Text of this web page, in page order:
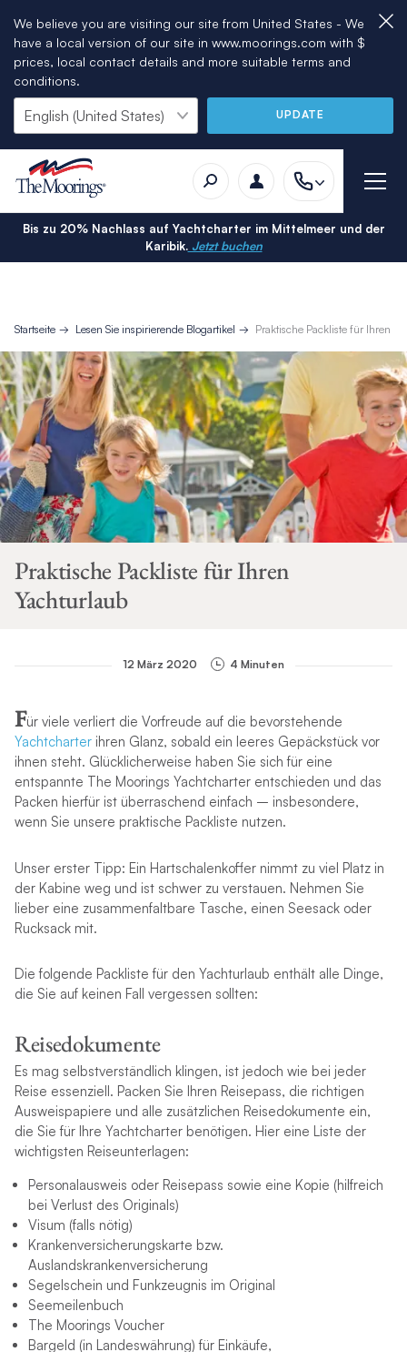
We believe you are visiting our site from United States - We
have a local version of our site in www.moorings.com with $
prices, local contact details and more suitable terms and
conditions.
UPDATE
Bis zu 20% Nachlass auf Yachtcharter im Mittelmeer und der
Karibik.Jetzt buchen
Startseite Lesen Sie inspirierende Blogartikel Praktische Packliste für Ihren
Praktische Packliste für Ihren
Yachturlaub
12 März 2020 4 Minuten
Für viele verliert die Vorfreude auf die bevorstehende
Yachtcharterihren Glanz, sobald ein leeres Gepäckstück vor
ihnen steht. Glücklicherweise haben Sie sich für eine
entspannte The Moorings Yachtcharter entschieden und das
Packen hierfür ist überraschend einfach – insbesondere,
wenn Sie unsere praktische Packliste nutzen.
Unser erster Tipp: Ein Hartschalenkoffer nimmt zu viel Platz in
der Kabine weg und ist schwer zu verstauen. Nehmen Sie
lieber eine zusammenfaltbare Tasche, einen Seesack oder
Rucksack mit.
Die folgende Packliste für den Yachturlaub enthält alle Dinge,
die Sie auf keinen Fall vergessen sollten:
Reisedokumente
Es mag selbstverständlich klingen, ist jedoch wie bei jeder
Reise essenziell. Packen Sie Ihren Reisepass, die richtigen
Ausweispapiere und alle zusätzlichen Reisedokumente ein,
die Sie für Ihre Yachtcharter benötigen. Hier eine Liste der
wichtigsten Reiseunterlagen:
Personalausweis oder Reisepass sowie eine Kopie (hilfreich
bei Verlust des Originals)
Visum (falls nötig)
Krankenversicherungskarte bzw.
Auslandskrankenversicherung
Segelschein und Funkzeugnis im Original
Seemeilenbuch
The Moorings Voucher
Bargeld (in Landeswährung) für Einkäufe,